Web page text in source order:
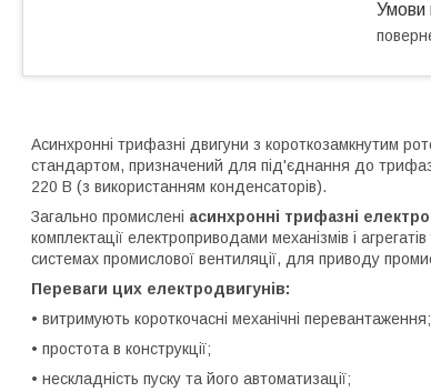
Асинхронні трифазні двигуни з короткозамкнутим
стандартом, призначений для під'єднання до
220 В (з використанням конденсаторів).
Загально промислені асинхронні трифазні
комплектації електроприводами механізмів і
системах промислової вентиляції, для приводу
Переваги цих електродвигунів:
• витримують короткочасні механічні перевантаження;
• простота в конструкції;
• нескладність пуску та його автоматизації;